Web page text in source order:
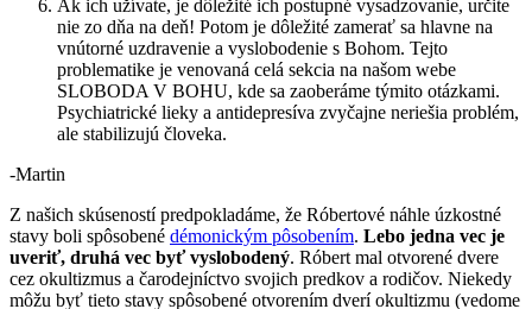
Ak ich užívate, je dôležité ich postupné vysadzovanie, určite
nie zo dňa na deň! Potom je dôležité zamerať sa hlavne na
vnútorné uzdravenie a vyslobodenie s Bohom. Tejto
problematike je venovaná celá sekcia na našom webe
SLOBODA V BOHU, kde sa zaoberáme týmito otázkami.
Psychiatrické lieky a antidepresíva zvyčajne neriešia problém,
ale stabilizujú človeka.
-Martin
Z našich skúseností predpokladáme, že Róbertové náhle úzkostné
stavy boli spôsobené démonickým pôsobením. Lebo jedna vec je
uveriť, druhá vec byť vyslobodený. Róbert mal otvorené dvere
cez okultizmus a čarodejníctvo svojich predkov a rodičov. Niekedy
môžu byť tieto stavy spôsobené otvorením dverí okultizmu (vedome